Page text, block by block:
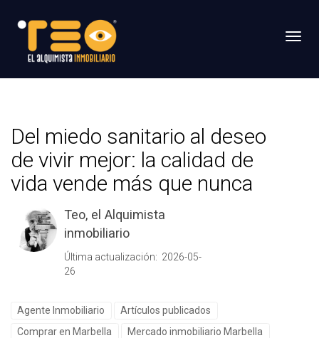
Del miedo sanitario al deseo
de vivir mejor: la calidad de
vida vende más que nunca
Teo, el Alquimista
inmobiliario
Última actualización: 2026-05-
26
Agente Inmobiliario
Artículos publicados
Comprar en Marbella
Mercado inmobiliario Marbella